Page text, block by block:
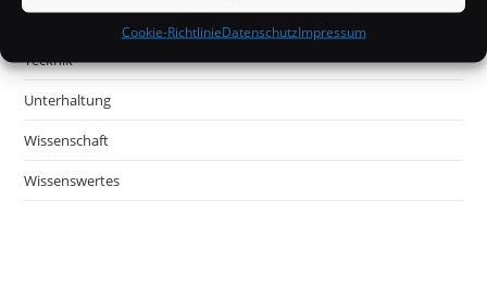
Cookie-RichtlinieDatenschutzImpressum
Politik & Gesellschaft
Tecknik
Unterhaltung
Wissenschaft
Wissenswertes